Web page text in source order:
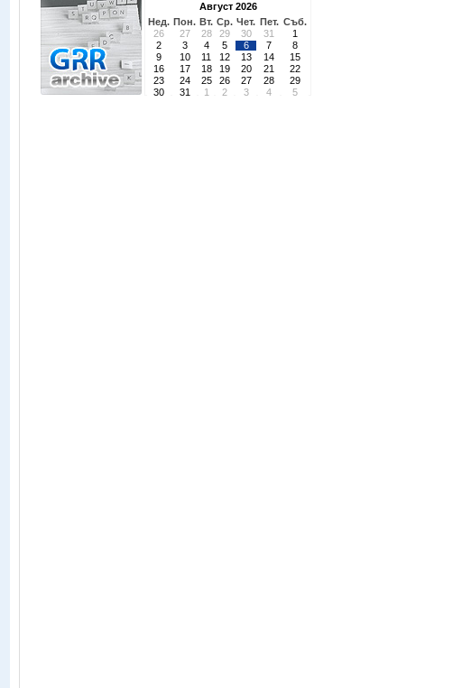
Август 2026
Нед. Пон. Вт. Ср. Чет. Пет. Съб.
26
27 28 29 30 31
1
2
3 4 5 6 7
8
9
10 11 12 13 14
15
16
17 18 19 20 21
22
23
24 25 26 27 28
29
30
31 1 2 3 4 5